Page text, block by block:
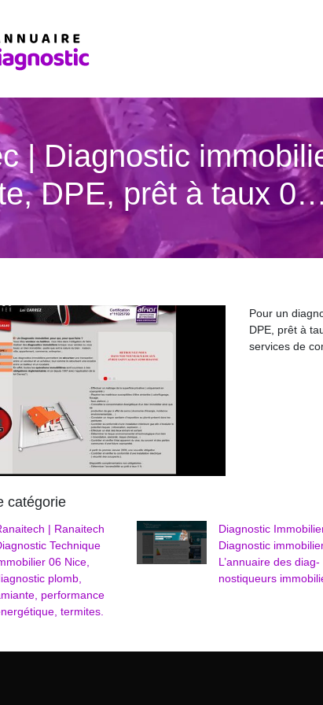
| Diagnostic
DPE, prêt à taux 0…
Pour un
DPE, prêt à
services de
catégorie
| Ranaitech
Technique
06 Nice,
plomb,
performance
termites.
Diagnostic
Diagnostic
L’annuaire des diag­
nosti­queurs